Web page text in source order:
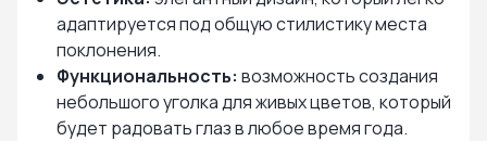
адаптируется под общую стилистику места
поклонения.
Функциональность: возможность создания
небольшого уголка для живых цветов, который
будет радовать глаз в любое время года.